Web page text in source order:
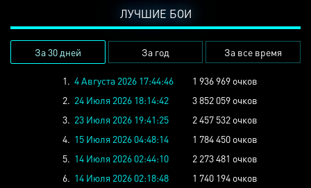
ЛУЧШИЕ БОИ
За 30 дней За год За все время
1. 4 Августа 2026 17:44:46
1 936 969 очков
2. 24 Июля 2026 18:14:42
3 852 059 очков
3. 23 Июля 2026 19:41:25
2 457 532 очков
4. 15 Июля 2026 04:48:14
1 784 450 очков
5. 14 Июля 2026 02:44:10
2 273 481 очков
6. 14 Июля 2026 02:18:48
1 740 194 очков